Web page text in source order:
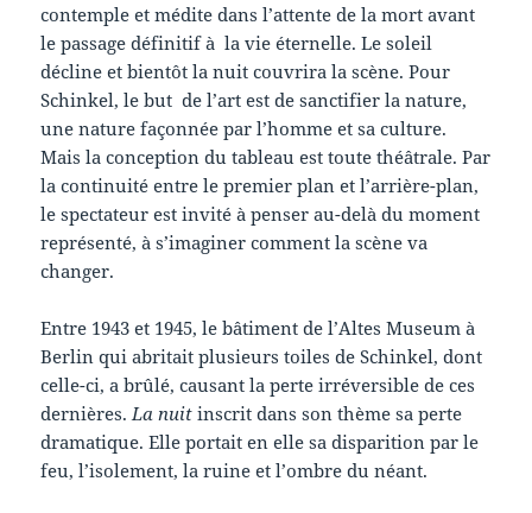
contemple et médite dans l’attente de la mort avant
le passage définitif à la vie éternelle. Le soleil
décline et bientôt la nuit couvrira la scène. Pour
Schinkel, le but de l’art est de sanctifier la nature,
une nature façonnée par l’homme et sa culture.
Mais la conception du tableau est toute théâtrale. Par
la continuité entre le premier plan et l’arrière-plan,
le spectateur est invité à penser au-delà du moment
représenté, à s’imaginer comment la scène va
changer.
Entre 1943 et 1945, le bâtiment de l’Altes Museum à
Berlin qui abritait plusieurs toiles de Schinkel, dont
celle-ci, a brûlé, causant la perte irréversible de ces
dernières. La nuit inscrit dans son thème sa perte
dramatique. Elle portait en elle sa disparition par le
feu, l’isolement, la ruine et l’ombre du néant.